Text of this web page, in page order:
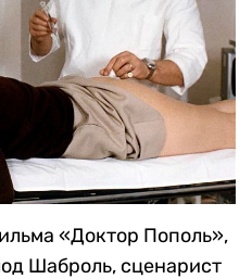
«Доктор Пополь»,
Шаброль, сценарист